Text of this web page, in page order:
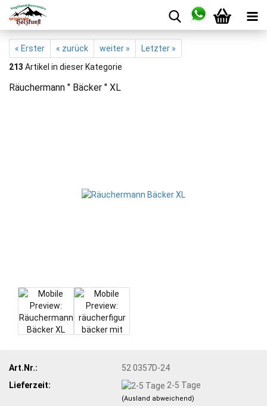
« Erster « zurück weiter »
Letzter »
213 Artikel in dieser Kategorie
Räuchermann " Bäcker " XL
Art.Nr.:
52 0357D-24
Lieferzeit:
2-5 Tage
(Ausland abweichend)